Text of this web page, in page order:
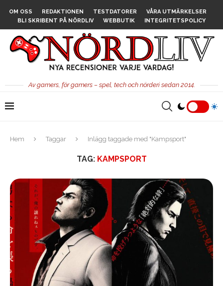
OM OSS REDAKTIONEN TESTDATORER
VÅRA UTMÄRKELSER
BLI SKRIBENT PÅ NÖRDLIV
WEBBUTIK INTEGRITETSPOLICY
Av gamers, för gamers – spel, tech och nörderi sedan 2014.
Hem Taggar Inlägg taggade med "Kampsport"
TAG: KAMPSPORT